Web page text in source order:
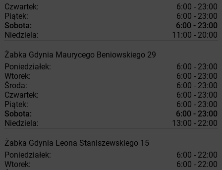
Czwartek:
6:00 - 23:00
Piątek:
6:00 - 23:00
Sobota:
6:00 - 23:00
Niedziela:
11:00 - 20:00
Żabka Gdynia Maurycego Beniowskiego 29
Poniedziałek:
6:00 - 23:00
Wtorek:
6:00 - 23:00
Środa:
6:00 - 23:00
Czwartek:
6:00 - 23:00
Piątek:
6:00 - 23:00
Sobota:
6:00 - 23:00
Niedziela:
13:00 - 22:00
Żabka Gdynia Leona Staniszewskiego 15
Poniedziałek:
6:00 - 22:00
Wtorek:
6:00 - 22:00